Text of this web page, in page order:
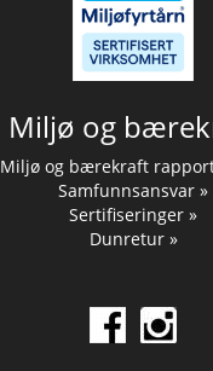
Miljø og
Miljø og bærekraft
Samfunnsansvar »
Sertifiseringer »
Dunretur »